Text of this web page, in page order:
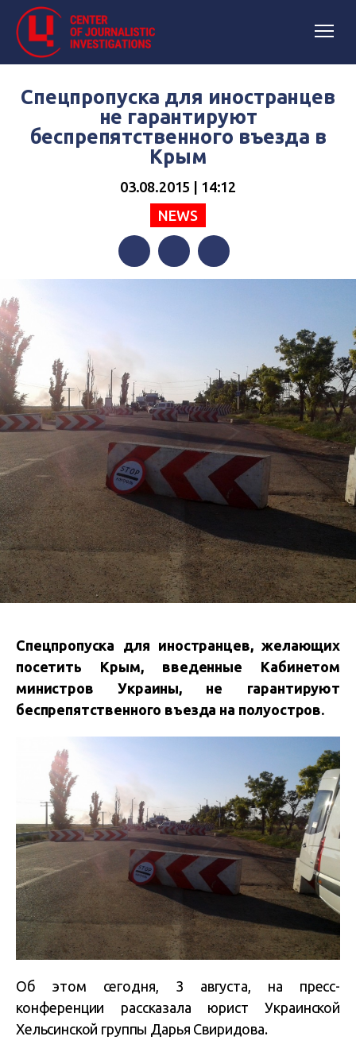
Спецпропуска для иностранцев
не гарантируют
беспрепятственного въезда в
Крым
03.08.2015 | 14:12
NEWS
FacebookTwitterTelegram
Спецпропуска для иностранцев, желающих
посетить Крым, введенные Кабинетом
министров Украины, не гарантируют
беспрепятственного въезда на полуостров.
Об этом сегодня, 3 августа, на пресс-
конференции рассказала юрист Украинской
Хельсинской группы Дарья Свиридова.